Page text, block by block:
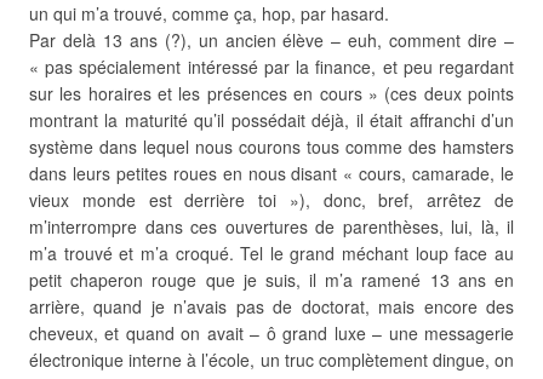
un qui m’a trouvé, comme ça, hop, par hasard.
Par delà 13 ans (?), un ancien élève – euh, comment dire –
« pas spécialement intéressé par la finance, et peu regardant
sur les horaires et les présences en cours » (ces deux points
montrant la maturité qu’il possédait déjà, il était affranchi d’un
système dans lequel nous courons tous comme des hamsters
dans leurs petites roues en nous disant « cours, camarade, le
vieux monde est derrière toi »), donc, bref, arrêtez de
m’interrompre dans ces ouvertures de parenthèses, lui, là, il
m’a trouvé et m’a croqué. Tel le grand méchant loup face au
petit chaperon rouge que je suis, il m’a ramené 13 ans en
arrière, quand je n’avais pas de doctorat, mais encore des
cheveux, et quand on avait – ô grand luxe – une messagerie
électronique interne à l’école, un truc complètement dingue, on